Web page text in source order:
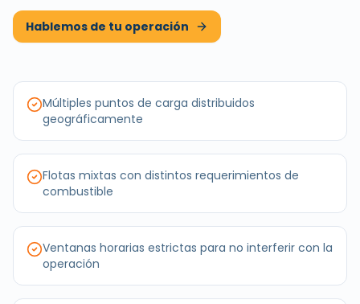
Hablemos de tu operación
Múltiples puntos de carga distribuidos
geográficamente
Flotas mixtas con distintos requerimientos de
combustible
Ventanas horarias estrictas para no interferir con la
operación